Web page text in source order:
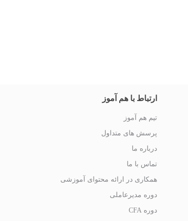
ارتباط با هم آموز
تیم هم آموز
پرسش های متداول
درباره ما
تماس با ما
همکاری در ارائه محتوای آموزشی
دوره مدیرعاملی
دوره CFA